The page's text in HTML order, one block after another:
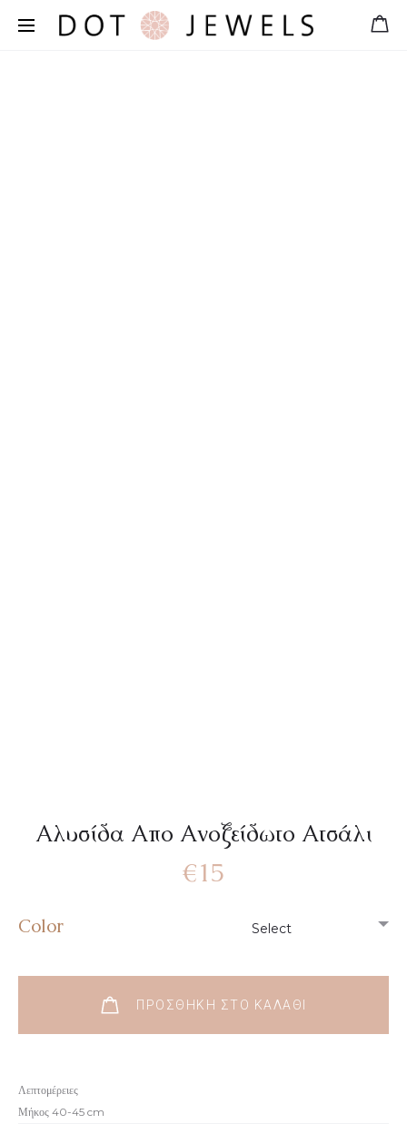
Free shipping for orders over 39 €
Αλυσίδα Aπο Ανοξείδωτο Ατσάλι
Λεπτομέρειες
Μήκος 40-45 cm
€15
Color
ΠΡΟΣΘΉΚΗ ΣΤΟ ΚΑΛΆΘΙ